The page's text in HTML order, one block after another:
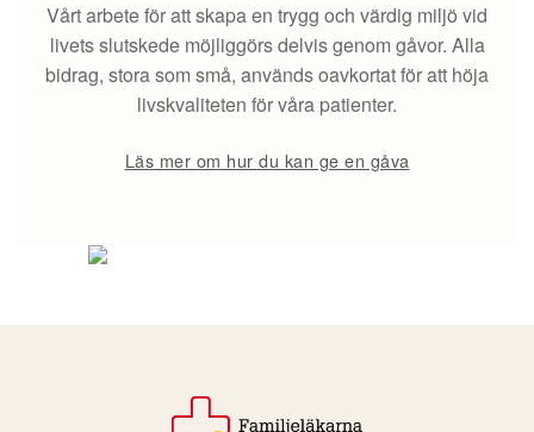
Vårt arbete för att skapa en trygg och värdig miljö vid
livets slutskede möjliggörs delvis genom gåvor. Alla
bidrag, stora som små, används oavkortat för att höja
livskvaliteten för våra patienter.
Läs mer om hur du kan ge en gåva